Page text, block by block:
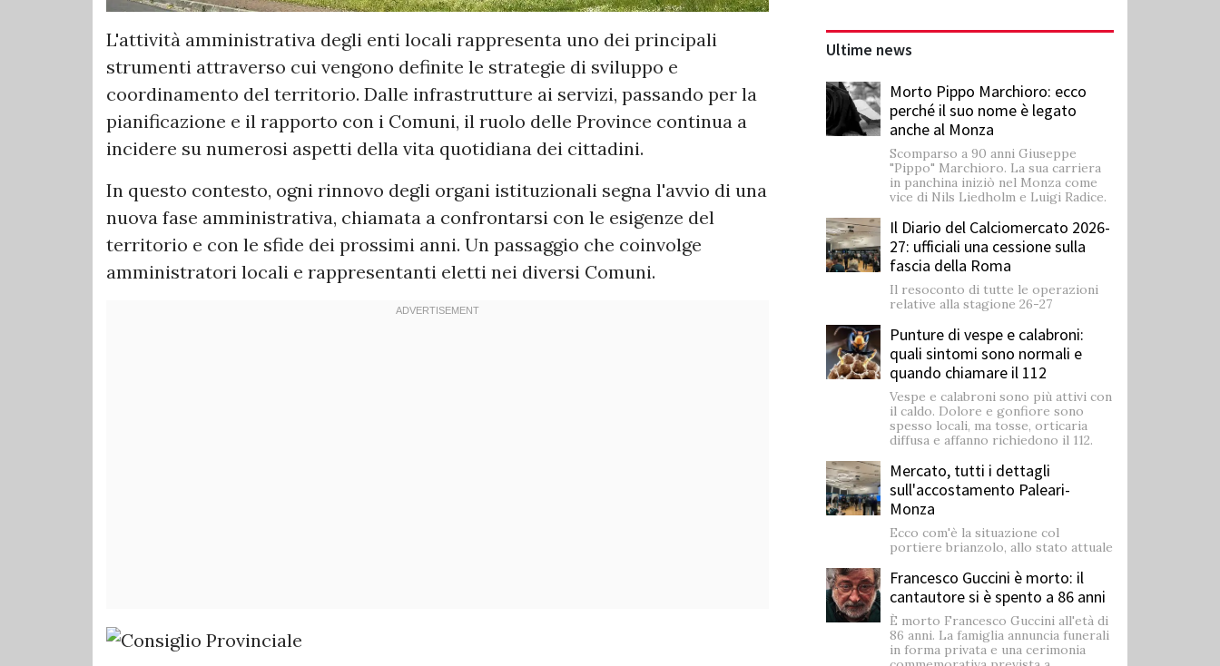
L'attività amministrativa degli enti locali rappresenta uno dei principali
strumenti attraverso cui vengono definite le strategie di sviluppo e
coordinamento del territorio. Dalle infrastrutture ai servizi, passando per la
pianificazione e il rapporto con i Comuni, il ruolo delle Province continua a
incidere su numerosi aspetti della vita quotidiana dei cittadini.
In questo contesto, ogni rinnovo degli organi istituzionali segna l'avvio di una
nuova fase amministrativa, chiamata a confrontarsi con le esigenze del
territorio e con le sfide dei prossimi anni. Un passaggio che coinvolge
amministratori locali e rappresentanti eletti nei diversi Comuni.
Ultime news
Morto Pippo Marchioro: ecco
perché il suo nome è legato
anche al Monza
Scomparso a 90 anni Giuseppe
"Pippo" Marchioro. La sua carriera
in panchina iniziò nel Monza come
vice di Nils Liedholm e Luigi Radice.
Il Diario del Calciomercato 2026-
27: ufficiali una cessione sulla
fascia della Roma
Il resoconto di tutte le operazioni
relative alla stagione 26-27
Punture di vespe e calabroni:
quali sintomi sono normali e
quando chiamare il 112
Vespe e calabroni sono più attivi con
il caldo. Dolore e gonfiore sono
spesso locali, ma tosse, orticaria
diffusa e affanno richiedono il 112.
Mercato, tutti i dettagli
sull'accostamento Paleari-
Monza
Ecco com'è la situazione col
portiere brianzolo, allo stato attuale
Francesco Guccini è morto: il
cantautore si è spento a 86 anni
È morto Francesco Guccini all'età di
86 anni. La famiglia annuncia funerali
in forma privata e una cerimonia